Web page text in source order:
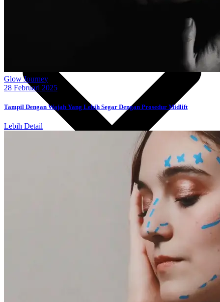
Glow Journey
28 Februari 2025
Tampil Dengan Wajah Yang Lebih Segar Dengan Prosedur Midlift
Lebih Detail